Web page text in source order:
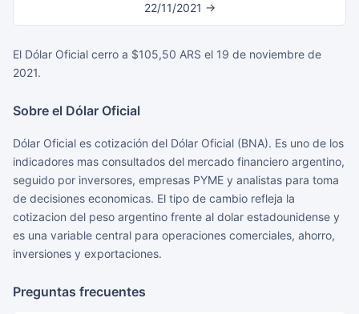
22/11/2021 →
El Dólar Oficial cerro a $105,50 ARS el 19 de noviembre de
2021.
Sobre el Dólar Oficial
Dólar Oficial es cotización del Dólar Oficial (BNA). Es uno de los
indicadores mas consultados del mercado financiero argentino,
seguido por inversores, empresas PYME y analistas para toma
de decisiones economicas. El tipo de cambio refleja la
cotizacion del peso argentino frente al dolar estadounidense y
es una variable central para operaciones comerciales, ahorro,
inversiones y exportaciones.
Preguntas frecuentes